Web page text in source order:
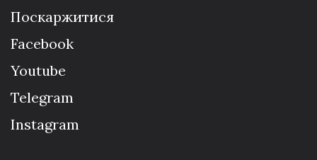
Поскаржитися
Facebook
Youtube
Telegram
Instagram